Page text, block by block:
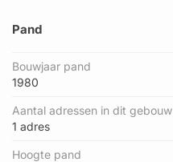
Pand
Bouwjaar pand
1980
Aantal adressen in dit gebouw
1 adres
Hoogte pand